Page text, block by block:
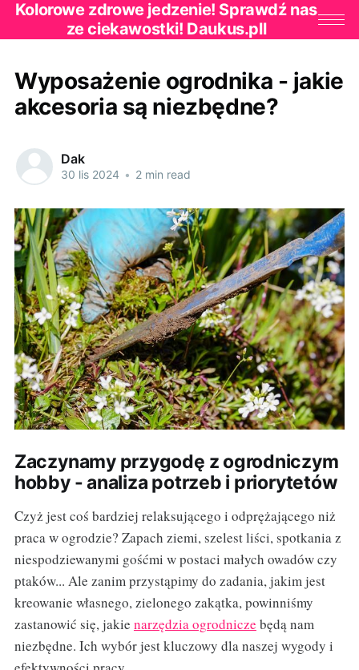
Kolorowe zdrowe jedzenie! Sprawdź nas
ze ciekawostki! Daukus.pll
Wyposażenie ogrodnika - jakie
akcesoria są niezbędne?
Dak
30 lis 2024 • 2 min read
Zaczynamy przygodę z ogrodniczym
hobby - analiza potrzeb i priorytetów
Czyż jest coś bardziej relaksującego i odprężającego niż
praca w ogrodzie? Zapach ziemi, szelest liści, spotkania z
niespodziewanymi gośćmi w postaci małych owadów czy
ptaków... Ale zanim przystąpimy do zadania, jakim jest
kreowanie własnego, zielonego zakątka, powinniśmy
zastanowić się, jakie narzędzia ogrodnicze będą nam
niezbędne. Ich wybór jest kluczowy dla naszej wygody i